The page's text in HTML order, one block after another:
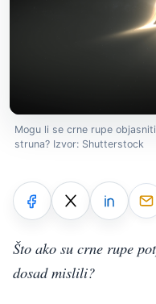
Mogu li se crne rupe
struna? Izvor: Shutterstock
Što ako su crne rupe
dosad mislili?